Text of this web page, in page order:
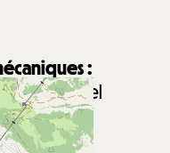
:
Châtel
la Joux